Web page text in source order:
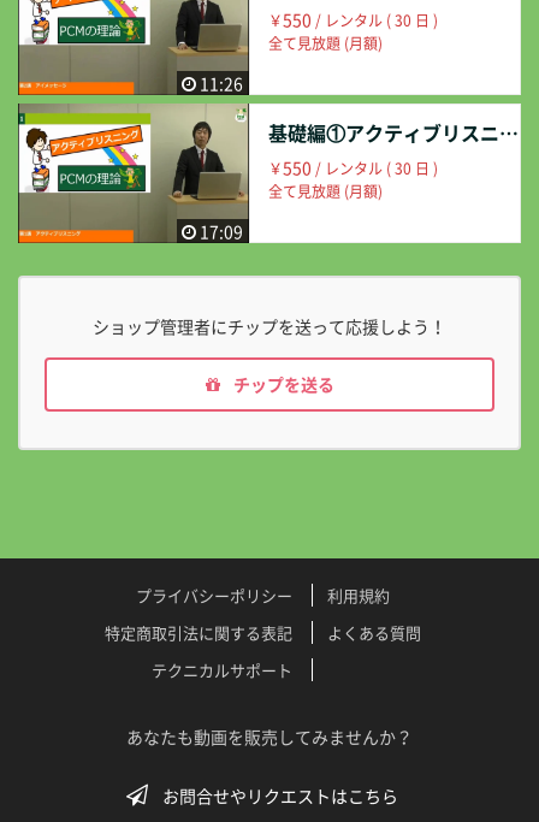
11:26
￥550 / レンタル ( 30 日 )
全て見放題 (月額)
17:09
基礎編①アクティブリスニング
￥550 / レンタル ( 30 日 )
全て見放題 (月額)
ショップ管理者にチップを送って応援しよう！
チップを送る
お問合せやリクエストはこちら
プライバシーポリシー
利用規約
特定商取引法に関する表記
よくある質問
テクニカルサポート
あなたも動画を販売してみませんか？